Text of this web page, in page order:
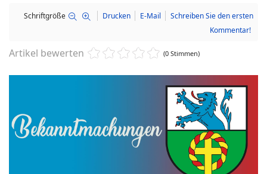
Schriftgröße Drucken E-Mail
Schreiben Sie den ersten
Kommentar!
Artikel bewerten (0 Stimmen)